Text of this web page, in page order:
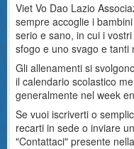
Viet Vo Dao Lazio
sempre accoglie i
serio e sano, in cui i
sfogo e uno svago e tanti
Gli allenamenti si
il calendario scolastico
generalmente nel week
Se vuoi iscriverti o
recarti in sede o inviare
"Contattaci" presente